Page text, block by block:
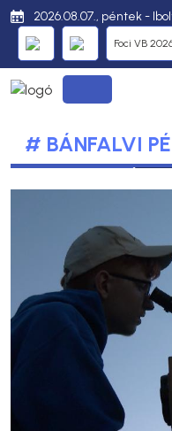
2026.08.07., péntek -
Foci VB
# BÁNFALVI